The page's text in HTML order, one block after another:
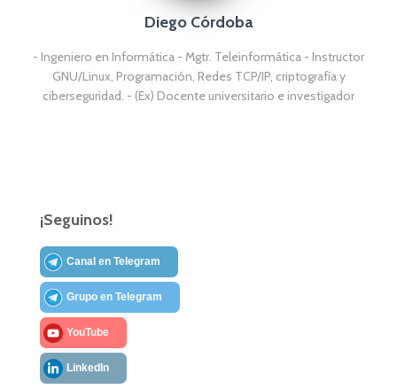
Diego Córdoba
- Ingeniero en Informática - Mgtr. Teleinformática - Instructor
GNU/Linux, Programación, Redes TCP/IP, criptografía y
ciberseguridad. - (Ex) Docente universitario e investigador
¡Seguinos!
Canal en Telegram
Grupo en Telegram
YouTube
LinkedIn